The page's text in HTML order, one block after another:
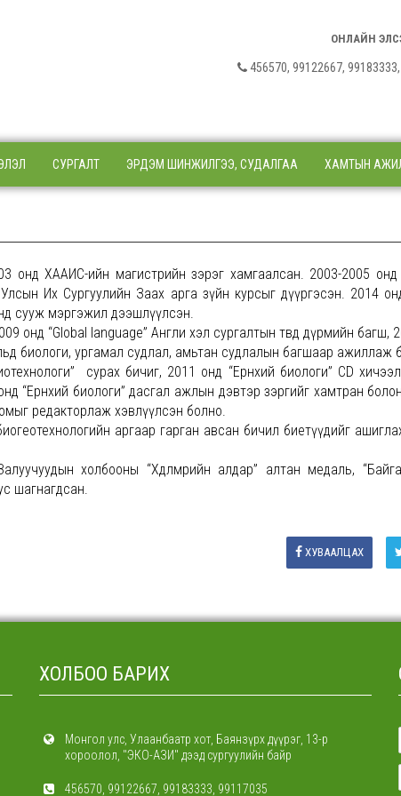
ОНЛАЙН
456570, 99122667,
СУРГАЛТ ЭРДЭМ ШИНЖИЛГЭЭ, СУДАЛГАА ХАМТЫН
онд ХААИС-ийн магистрийн зэрэг хамгаалсан. 2003-2005
Их Сургуулийн Заах арга зүйн курсыг дүүргэсэн. 2014
сууж мэргэжил дээшлүүлсэн.
онд “Global language” Англи хэл сургалтын төвд дүрмийн багш,
биологи, ургамал судлал, амьтан судлалын багшаар ажиллаж
сурах бичиг, 2011 онд “Ерөнхий биологи” CD
“Ерөнхий биологи” дасгал ажлын дэвтэр зэргийг хамтран
редакторлаж хэвлүүлсэн болно.
аргаар гарган авсан бичил биетүүдийг
холбооны “Хөдөлмөрийн алдар” алтан медаль,
шагнагдсан.
ХУВААЛЦАХ
ХОЛБОО БАРИХ
Монгол улс, Улаанбаатр хот, Баянзүрх дүүрэг, 13-р
хороолол, "ЭКО-АЗИ" дээд сургуулийн байр
456570, 99122667, 99183333, 99117035